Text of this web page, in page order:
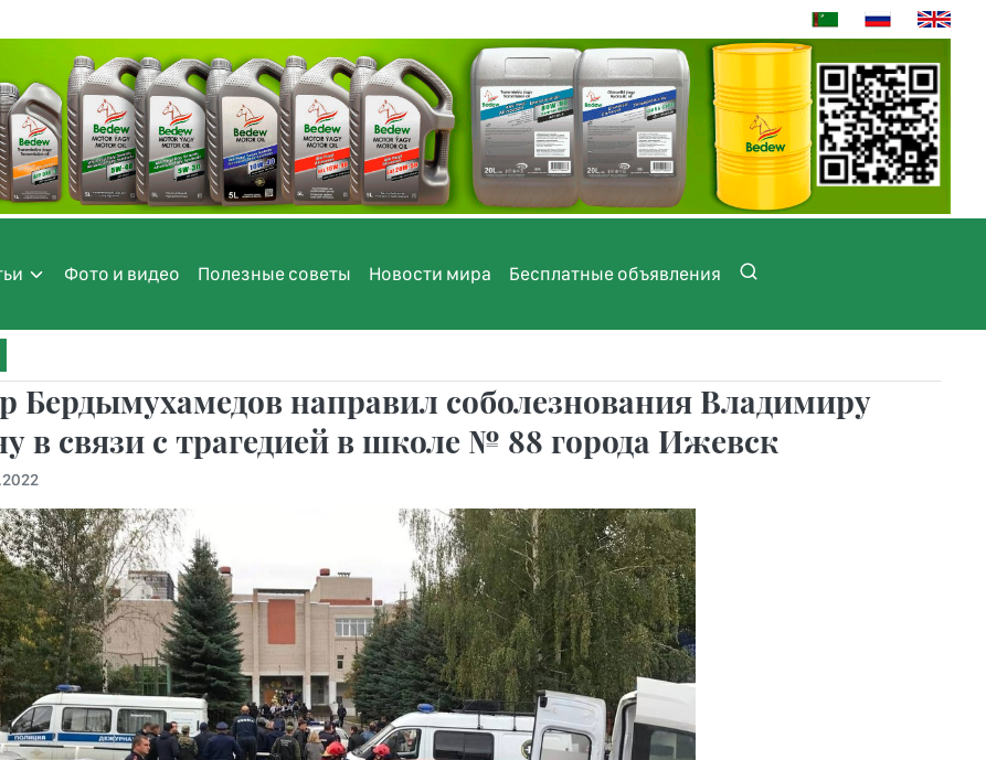
Фото и видео Полезные советы Новости мира Бесплатные объявления
Бердымухамедов направил соболезнования Владимиру
в связи с трагедией в школе № 88 города Ижевск